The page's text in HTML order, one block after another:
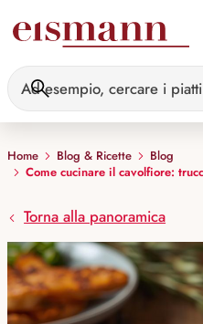
Home Blog & Ricette
Blog
Come cucinare il cavolfiore:
Torna alla panoramica